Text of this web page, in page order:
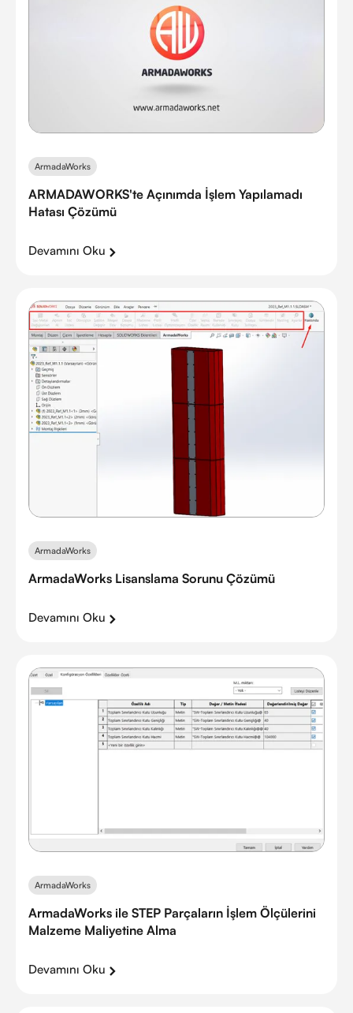
ArmadaWorks
ARMADAWORKS'te Açınımda İşlem Yapılamadı
Hatası Çözümü
Devamını Oku
ArmadaWorks
ArmadaWorks Lisanslama Sorunu Çözümü
Devamını Oku
ArmadaWorks
ArmadaWorks ile STEP Parçaların İşlem Ölçülerini
Malzeme Maliyetine Alma
Devamını Oku